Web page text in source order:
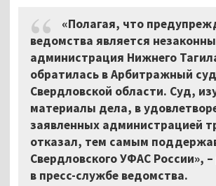
«Полагая, что
ведомства является
администрация Нижнего
обратилась в Арбитражный суд
Свердловской области. Суд,
материалы дела, в
заявленных администрацией
отказал, тем самым
Свердловского УФАС России»,
в пресс-службе ведомства.